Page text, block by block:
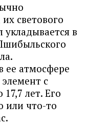
светового
укладывается в
ее атмосфере
с
лет. Его
или что-то